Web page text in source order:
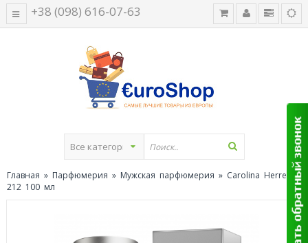
+38 (098) 616-07-63
Главная » Парфюмерия » Мужская парфюмерия » Carolina Herrera
212 100 мл